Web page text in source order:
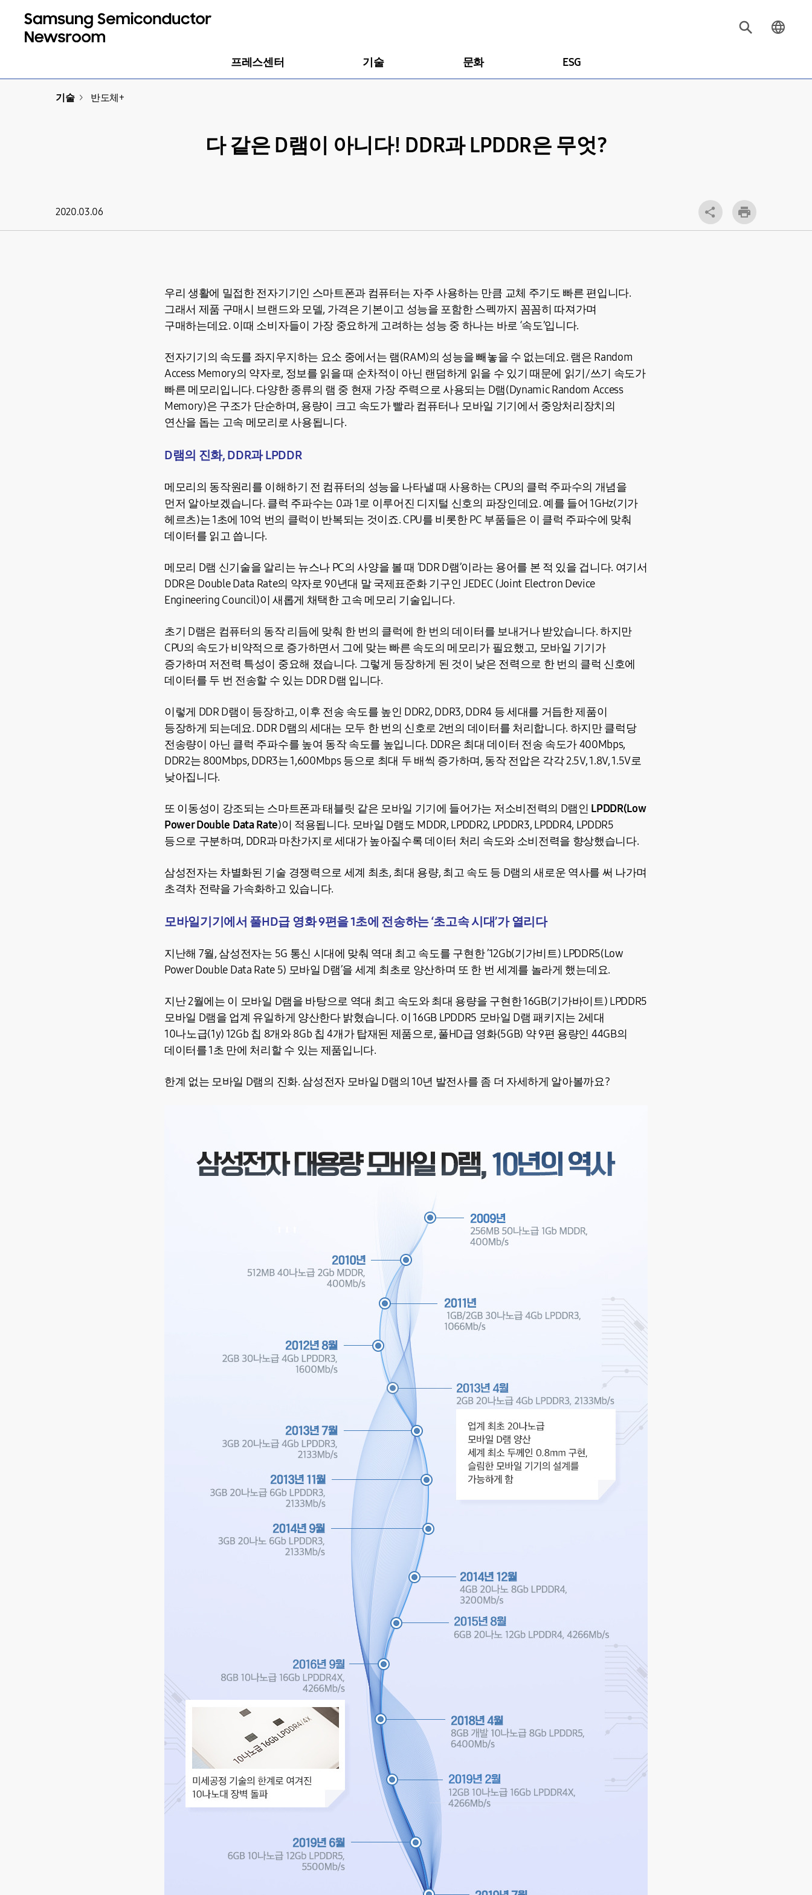
프레스센터 기술 문화 ESG
기술 > 반도체+
다 같은 D램이 아니다! DDR과 LPDDR은 무엇?
2020.03.06
우리 생활에 밀접한 전자기기인 스마트폰과 컴퓨터는 자주 사용하는 만큼 교체 주기도 빠른 편입니다.
그래서 제품 구매시 브랜드와 모델, 가격은 기본이고 성능을 포함한 스펙까지 꼼꼼히 따져가며
구매하는데요. 이때 소비자들이 가장 중요하게 고려하는 성능 중 하나는 바로 ‘속도’입니다.
전자기기의 속도를 좌지우지하는 요소 중에서는 램(RAM)의 성능을 빼놓을 수 없는데요. 램은 Random
Access Memory의 약자로, 정보를 읽을 때 순차적이 아닌 랜덤하게 읽을 수 있기 때문에 읽기/쓰기 속도가
빠른 메모리입니다. 다양한 종류의 램 중 현재 가장 주력으로 사용되는 D램(Dynamic Random Access
Memory)은 구조가 단순하며, 용량이 크고 속도가 빨라 컴퓨터나 모바일 기기에서 중앙처리장치의
연산을 돕는 고속 메모리로 사용됩니다.
D램의 진화, DDR과 LPDDR
메모리의 동작원리를 이해하기 전 컴퓨터의 성능을 나타낼 때 사용하는 CPU의 클럭 주파수의 개념을
먼저 알아보겠습니다. 클럭 주파수는 0과 1로 이루어진 디지털 신호의 파장인데요. 예를 들어 1GHz(기가
헤르츠)는 1초에 10억 번의 클럭이 반복되는 것이죠. CPU를 비롯한 PC 부품들은 이 클럭 주파수에 맞춰
데이터를 읽고 씁니다.
메모리 D램 신기술을 알리는 뉴스나 PC의 사양을 볼 때 ‘DDR D램’이라는 용어를 본 적 있을 겁니다. 여기서
DDR은 Double Data Rate의 약자로 90년대 말 국제표준화 기구인 JEDEC (Joint Electron Device
Engineering Council)이 새롭게 채택한 고속 메모리 기술입니다.
초기 D램은 컴퓨터의 동작 리듬에 맞춰 한 번의 클럭에 한 번의 데이터를 보내거나 받았습니다. 하지만
CPU의 속도가 비약적으로 증가하면서 그에 맞는 빠른 속도의 메모리가 필요했고, 모바일 기기가
증가하며 저전력 특성이 중요해 졌습니다. 그렇게 등장하게 된 것이 낮은 전력으로 한 번의 클럭 신호에
데이터를 두 번 전송할 수 있는 DDR D램 입니다.
이렇게 DDR D램이 등장하고, 이후 전송 속도를 높인 DDR2, DDR3, DDR4 등 세대를 거듭한 제품이
등장하게 되는데요. DDR D램의 세대는 모두 한 번의 신호로 2번의 데이터를 처리합니다. 하지만 클럭당
전송량이 아닌 클럭 주파수를 높여 동작 속도를 높입니다. DDR은 최대 데이터 전송 속도가 400Mbps,
DDR2는 800Mbps, DDR3는 1,600Mbps 등으로 최대 두 배씩 증가하며, 동작 전압은 각각 2.5V, 1.8V, 1.5V로
낮아집니다.
또 이동성이 강조되는 스마트폰과 태블릿 같은 모바일 기기에 들어가는 저소비전력의 D램인 LPDDR(Low
Power Double Data Rate)이 적용됩니다. 모바일 D램도 MDDR, LPDDR2, LPDDR3, LPDDR4, LPDDR5
등으로 구분하며, DDR과 마찬가지로 세대가 높아질수록 데이터 처리 속도와 소비전력을 향상했습니다.
삼성전자는 차별화된 기술 경쟁력으로 세계 최초, 최대 용량, 최고 속도 등 D램의 새로운 역사를 써 나가며
초격차 전략을 가속화하고 있습니다.
모바일기기에서 풀HD급 영화 9편을 1초에 전송하는 ‘초고속 시대’가 열리다
지난해 7월, 삼성전자는 5G 통신 시대에 맞춰 역대 최고 속도를 구현한 ’12Gb(기가비트) LPDDR5(Low
Power Double Data Rate 5) 모바일 D램’을 세계 최초로 양산하며 또 한 번 세계를 놀라게 했는데요.
지난 2월에는 이 모바일 D램을 바탕으로 역대 최고 속도와 최대 용량을 구현한 16GB(기가바이트) LPDDR5
모바일 D램을 업계 유일하게 양산한다 밝혔습니다. 이 16GB LPDDR5 모바일 D램 패키지는 2세대
10나노급(1y) 12Gb 칩 8개와 8Gb 칩 4개가 탑재된 제품으로, 풀HD급 영화(5GB) 약 9편 용량인 44GB의
데이터를 1초 만에 처리할 수 있는 제품입니다.
한계 없는 모바일 D램의 진화. 삼성전자 모바일 D램의 10년 발전사를 좀 더 자세하게 알아볼까요?